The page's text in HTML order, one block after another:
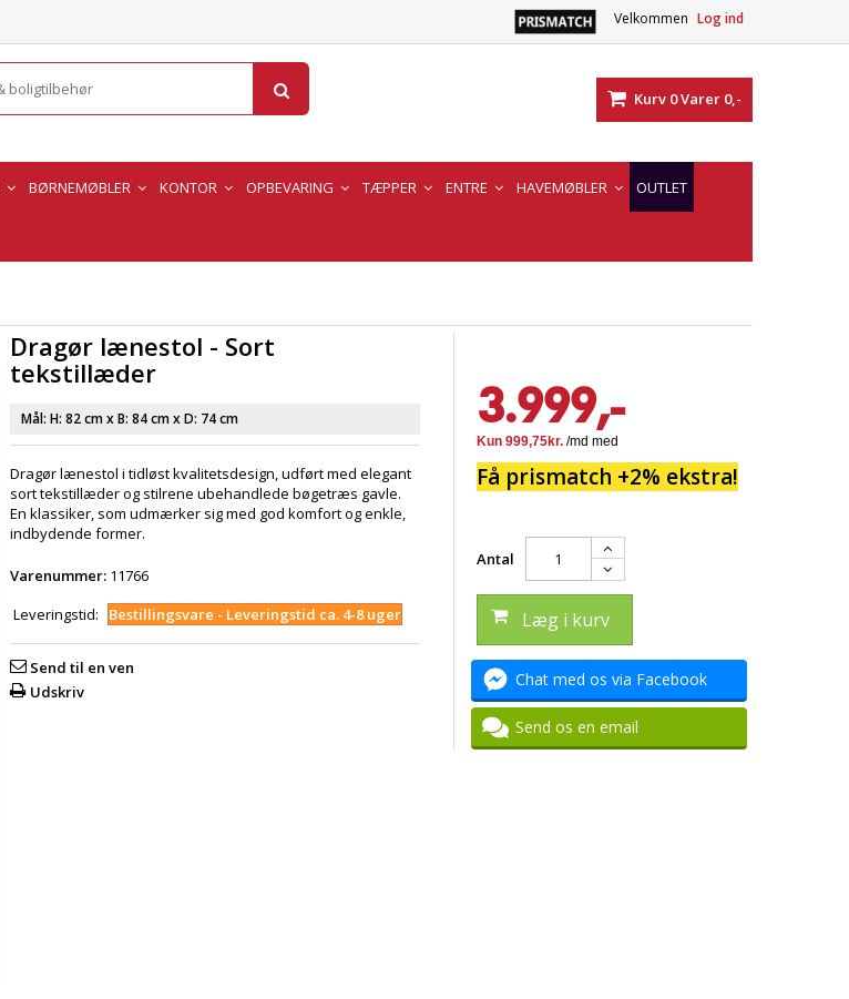
Velkommen Log ind
Kurv 0Varer 0,-
BØRNEMØBLER KONTOR OPBEVARING TÆPPER ENTRE HAVEMØBLER OUTLET
Dragør lænestol - Sort
tekstillæder
Mål: H: 82 cmx B: 84 cmx D: 74 cm
Dragør lænestol i tidløst kvalitetsdesign, udført med elegant
sort tekstillæder og stilrene ubehandlede bøgetræs gavle.
En klassiker, som udmærker sig med god komfort og enkle,
indbydende former.
Varenummer: 11766
Leveringstid:
Bestillingsvare - Leveringstid ca. 4-8 uger
Send til en ven
Udskriv
3.999,-
Få prismatch +2% ekstra!
Antal
Læg i kurv
Chat med os via Facebook
Send os en email